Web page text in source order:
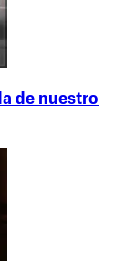
de nuestro